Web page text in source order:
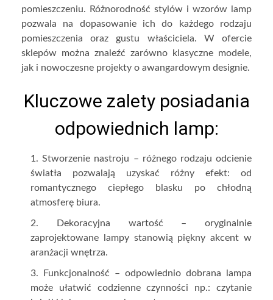
pomieszczeniu. Różnorodność stylów i wzorów lamp
pozwala na dopasowanie ich do każdego rodzaju
pomieszczenia oraz gustu właściciela. W ofercie
sklepów można znaleźć zarówno klasyczne modele,
jak i nowoczesne projekty o awangardowym designie.
Kluczowe zalety posiadania
odpowiednich lamp:
Stworzenie nastroju – różnego rodzaju odcienie
światła pozwalają uzyskać różny efekt: od
romantycznego ciepłego blasku po chłodną
atmosferę biura.
Dekoracyjna wartość – oryginalnie
zaprojektowane lampy stanowią piękny akcent w
aranżacji wnętrza.
Funkcjonalność – odpowiednio dobrana lampa
może ułatwić codzienne czynności np.: czytanie